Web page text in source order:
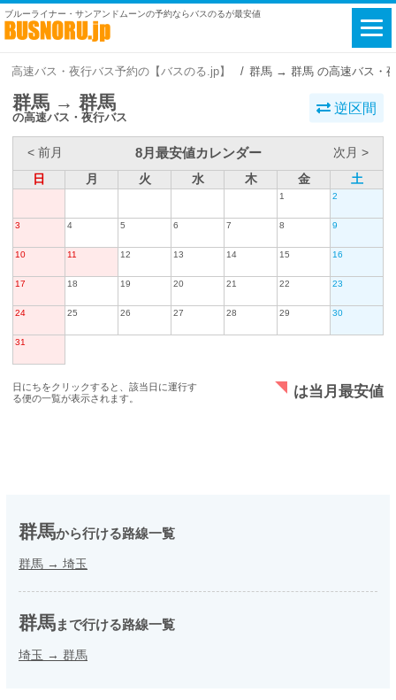
ブルーライナー・サンアンドムーンの予約ならバスのるが最安値
高速バス・夜行バス予約の【バスのる.jp】 群馬 → 群馬 の高速バス・
群馬 → 群馬
の高速バス・夜行バス
逆区間
< 前月 8月最安値カレンダー
次月 >
日
月 火 水 木 金 土
1 2
3 4 5 6 7 8 9
10 11 12 13 14 15 16
17 18 19 20 21 22 23
24 25 26 27 28 29 30
31
日にちをクリックすると、該当日に運行す
る便の一覧が表示されます。
は当月最安値
群馬から行ける路線一覧
群馬 → 埼玉
群馬まで行ける路線一覧
埼玉 → 群馬